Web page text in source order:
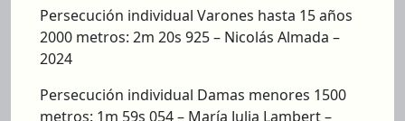
Persecución individual Varones hasta 15 años
2000 metros: 2m 20s 925 – Nicolás Almada –
2024
Persecución individual Damas menores 1500
metros: 1m 59s 054 – María Julia Lambert –